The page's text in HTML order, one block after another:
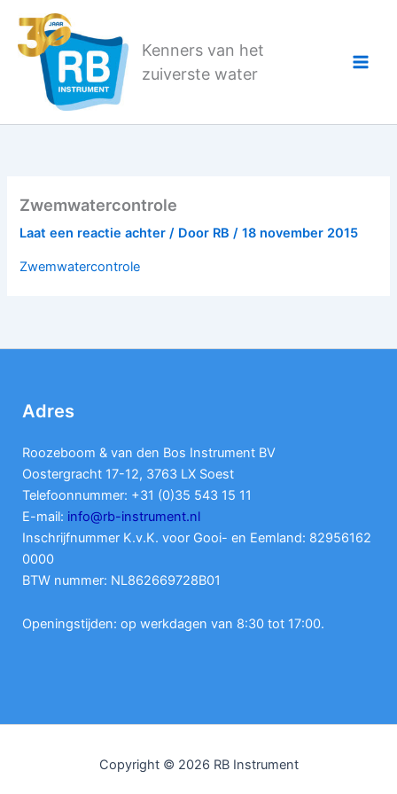
naar
Kenners van het
zuiverste water
Zwemwatercontrole
Laat een reactie achter / Door RB/18 november 2015
Zwemwatercontrole
Adres
Roozeboom & van den Bos Instrument BV
Oostergracht 17-12, 3763 LX Soest
Telefoonnummer: +31 (0)35 543 15 11
E-mail: info@rb-instrument.nl
Inschrijfnummer K.v.K. voor Gooi- en Eemland: 82956162
0000
BTW nummer: NL862669728B01
Openingstijden: op werkdagen van 8:30 tot 17:00.
Copyright © 2026 RB Instrument